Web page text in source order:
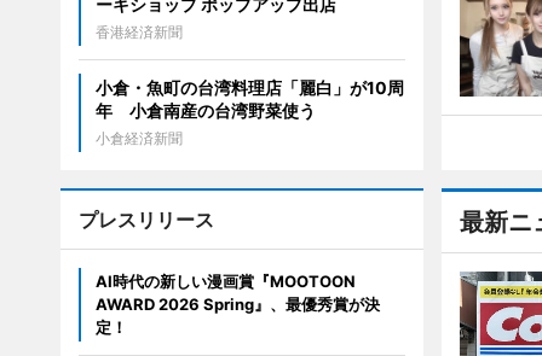
最新ニ
ーキショップ ポップアップ出店
香港経済新聞
小倉・魚町の台湾料理店「麗白」が10周
年 小倉南産の台湾野菜使う
小倉経済新聞
プレスリリース
AI時代の新しい漫画賞『MOOTOON
AWARD 2026 Spring』、最優秀賞が決
定！